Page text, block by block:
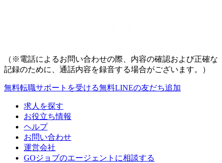
（※電話によるお問い合わせの際、内容の確認および正確な
記録のために、通話内容を録音する場合がございます。）
無料転職サポートを受ける無料LINEの友だち追加
求人を探す
お役立ち情報
ヘルプ
お問い合わせ
運営会社
GOジョブのエージェントに相談する